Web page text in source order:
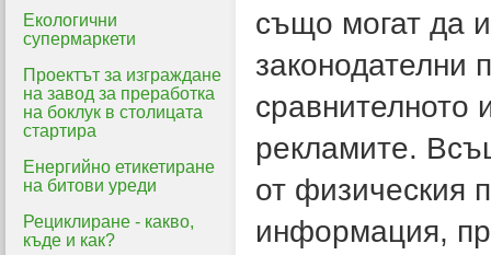
Екологични
супермаркети
Проектът за изграждане
на завод за преработка
на боклук в столицата
стартира
Енергийно етикетиране
на битови уреди
Рециклиране - какво,
къде и как?
също могат да
законодателни
сравнителното
рекламите.
от физическия
информация,